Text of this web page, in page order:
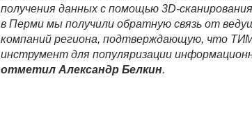
получения данных с помощью 3D-
в Перми мы получили обратную связь от
компаний региона, подтверждающую, что
инструмент для популяризации
отметил Александр Белкин.